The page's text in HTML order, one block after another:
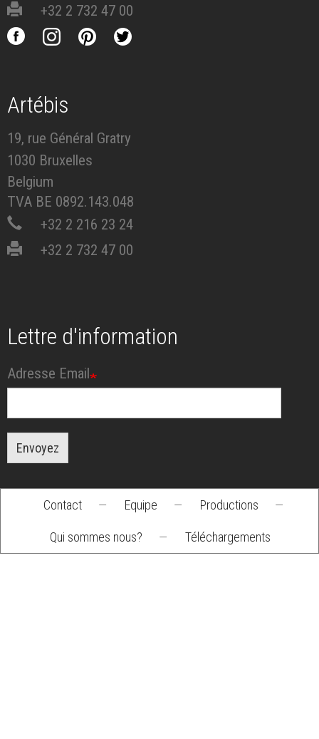
+32 2 732 47 00
Artébis
19, rue Général Gratry
1030 Bruxelles
Belgium
TVA BE 0892.143.048
+32 2 216 23 24
+32 2 732 47 00
Lettre d'information
Adresse Email
Envoyez
Footer
menu
Contact — Equipe — Productions —
Qui sommes nous? — Téléchargements